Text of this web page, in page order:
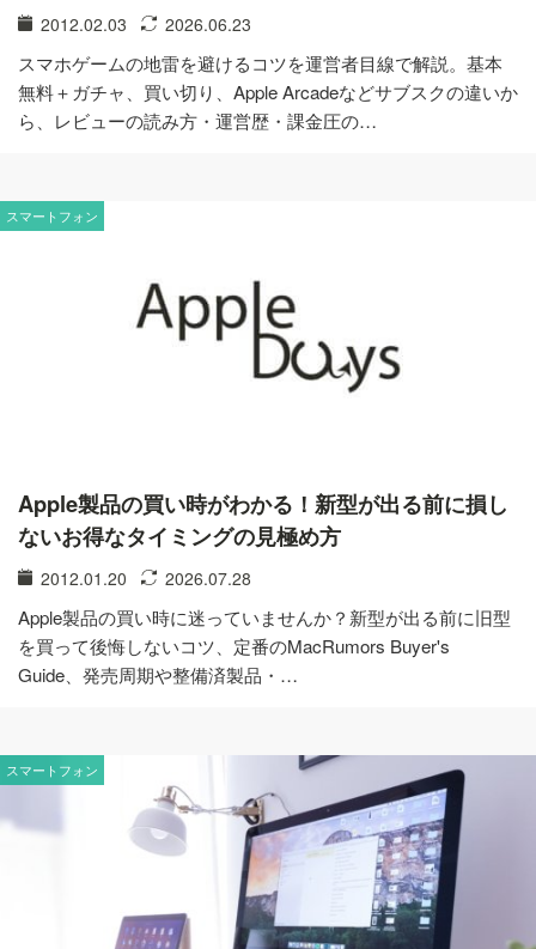
2012.02.03 2026.06.23
スマホゲームの地雷を避けるコツを運営者目線で解説。基本
無料＋ガチャ、買い切り、Apple Arcadeなどサブスクの違いか
ら、レビューの読み方・運営歴・課金圧の…
スマートフォン
Apple製品の買い時がわかる！新型が出る前に損し
ないお得なタイミングの見極め方
2012.01.20 2026.07.28
Apple製品の買い時に迷っていませんか？新型が出る前に旧型
を買って後悔しないコツ、定番のMacRumors Buyer's
Guide、発売周期や整備済製品・…
スマートフォン